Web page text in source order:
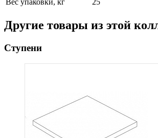
Вес упаковки, кг 25
Другие товары из этой
Ступени